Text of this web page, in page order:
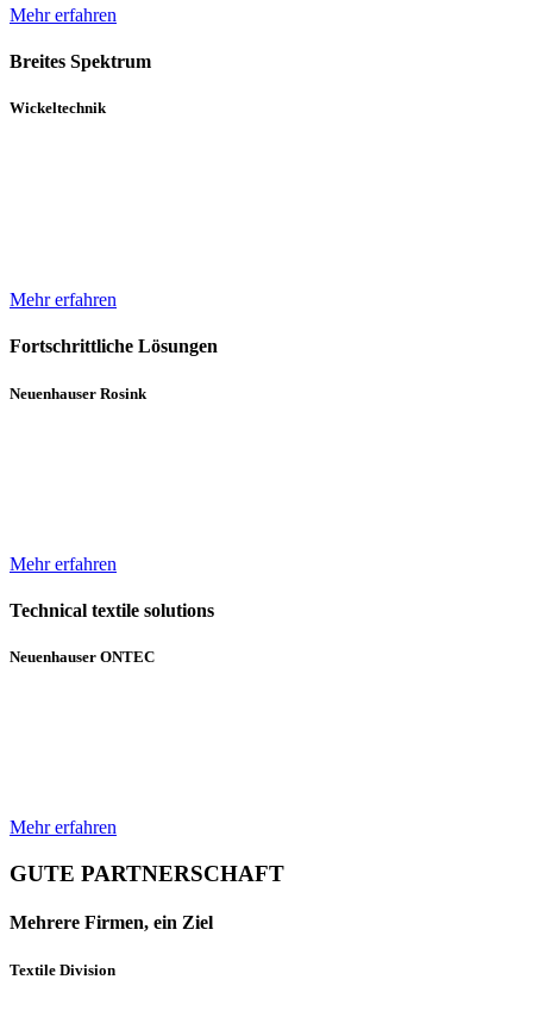
Mehr erfahren
Breites Spektrum
Wickeltechnik
Mehr erfahren
Fortschrittliche Lösungen
Neuenhauser Rosink
Mehr erfahren
Technical textile solutions
Neuenhauser ONTEC
Mehr erfahren
GUTE PARTNERSCHAFT
Mehrere Firmen, ein Ziel
Textile Division